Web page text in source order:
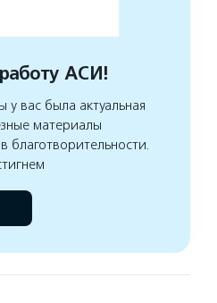
АСИ!
вас была актуальная
материалы
благотворительности.